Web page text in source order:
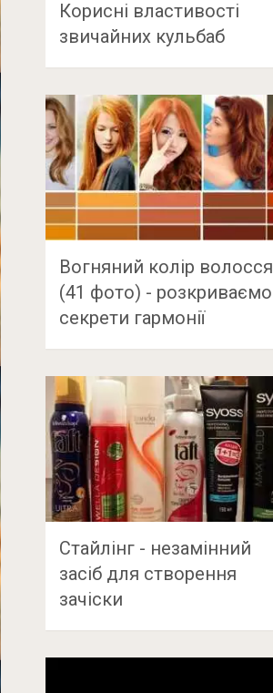
Корисні властивості
звичайних кульбаб
Вогняний колір волосся
(41 фото) - розкриваємо
секрети гармонії
Стайлінг - незамінний
засіб для створення
зачіски